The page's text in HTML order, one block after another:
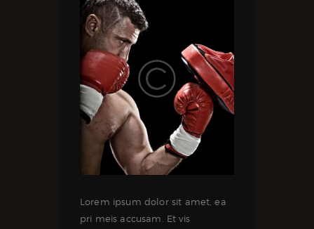
Lorem ipsum dolor sit amet, ea
pri meis accusam. Et vis